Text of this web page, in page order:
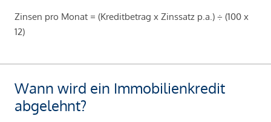
Zinsen pro Monat = (Kreditbetrag x Zinssatz p.a.) ÷ (100 x
12)
Wann wird ein Immobilienkredit
abgelehnt?